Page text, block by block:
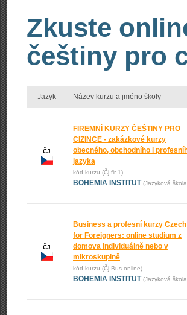
Zkuste
češtiny pro
Jazyk Název kurzu a jméno školy
ČJ
FIREMNÍ KURZY ČEŠTINY PRO
CIZINCE - zakázkové kurzy
obecného, obchodního i
jazyka
kód kurzu (Čj fir 1)
BOHEMIA INSTITUT (Jazyková
ČJ
Business a profesní kurzy Czech
for Foreigners: online studium z
domova individuálně nebo v
mikroskupině
kód kurzu (Čj Bus online)
BOHEMIA INSTITUT (Jazyková